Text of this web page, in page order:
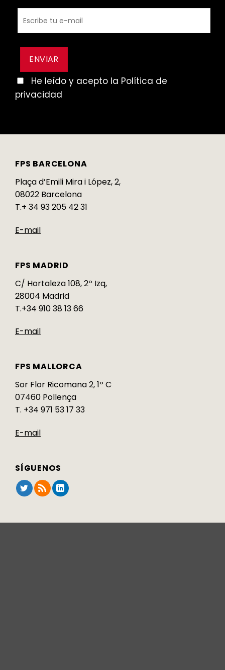
He leído y acepto la Política de
privacidad
FPS BARCELONA
Plaça d’Emili Mira i López, 2,
08022 Barcelona
T.+ 34 93 205 42 31
E-mail
FPS MADRID
C/ Hortaleza 108, 2º Izq,
28004 Madrid
T.+34 910 38 13 66
E-mail
FPS MALLORCA
Sor Flor Ricomana 2, 1º C
07460 Pollença
T. +34 971 53 17 33
E-mail
SÍGUENOS